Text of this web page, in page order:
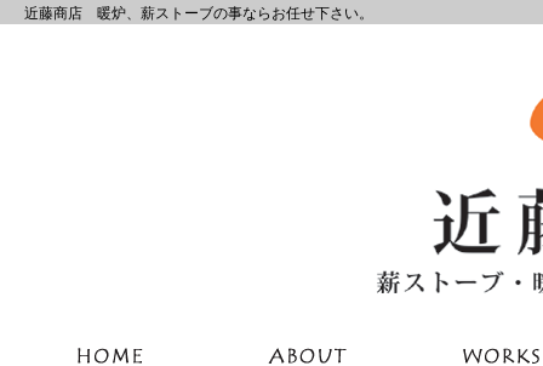
近藤商店 暖炉、薪ストーブの事ならお任せ下さい。